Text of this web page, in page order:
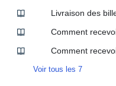
Livraison des
Comment
Comment
Voir tous les 7